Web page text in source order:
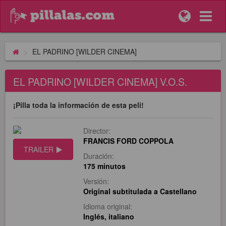
EL PADRINO [WILDER CINEMA]
EL PADRINO [WILDER CINEMA] V.O.S.
¡Pilla toda la información de esta peli!
TRAILER
Director:
FRANCIS FORD COPPOLA
Duración:
175 minutos
Versión:
Original subtitulada a Castellano
Idioma original:
Inglés, italiano